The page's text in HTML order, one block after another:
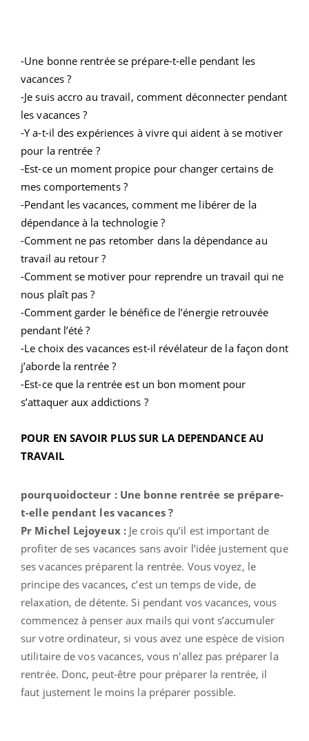
-Une bonne rentrée se prépare-t-elle pendant les
vacances ?
-Je suis accro au travail, comment déconnecter pendant
les vacances ?
-Y a-t-il des expériences à vivre qui aident à se motiver
pour la rentrée ?
-Est-ce un moment propice pour changer certains de
mes comportements ?
-Pendant les vacances, comment me libérer de la
dépendance à la technologie ?
-Comment ne pas retomber dans la dépendance au
travail au retour ?
-Comment se motiver pour reprendre un travail qui ne
nous plaît pas ?
-Comment garder le bénéfice de l’énergie retrouvée
pendant l’été ?
-Le choix des vacances est-il révélateur de la façon dont
j’aborde la rentrée ?
-Est-ce que la rentrée est un bon moment pour
s’attaquer aux addictions ?
POUR EN SAVOIR PLUS SUR LA DEPENDANCE AU
TRAVAIL
pourquoidocteur : Une bonne rentrée se prépare-
t-elle pendant les vacances ?
Pr Michel Lejoyeux : Je crois qu’il est important de
profiter de ses vacances sans avoir l’idée justement que
ses vacances préparent la rentrée. Vous voyez, le
principe des vacances, c’est un temps de vide, de
relaxation, de détente. Si pendant vos vacances, vous
commencez à penser aux mails qui vont s’accumuler
sur votre ordinateur, si vous avez une espèce de vision
utilitaire de vos vacances, vous n'allez pas préparer la
rentrée. Donc, peut-être pour préparer la rentrée, il
faut justement le moins la préparer possible.